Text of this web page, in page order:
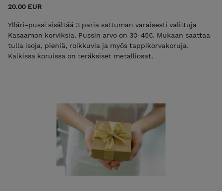
20.00 EUR
Ylläri-pussi sisältää 3 paria sattuman varaisesti valittuja
Kasaamon korviksia. Pussin arvo on 30-45€. Mukaan saattaa
tulla isoja, pieniä, roikkuvia ja myös tappikorvakoruja.
Kaikissa koruissa on teräksiset metalliosat.